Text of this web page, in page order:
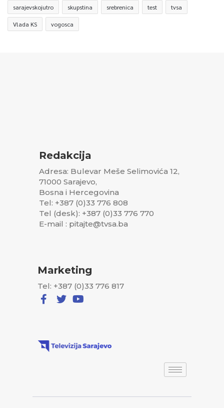
sarajevskojutro skupstina srebrenica test tvsa
Vlada KS vogosca
Redakcija
Adresa: Bulevar Meše Selimovića 12,
71000 Sarajevo,
Bosna i Hercegovina
Tel: +387 (0)33 776 808
Tel (desk): +387 (0)33 776 770
E-mail : pitajte@tvsa.ba
Marketing
Tel: +387 (0)33 776 817